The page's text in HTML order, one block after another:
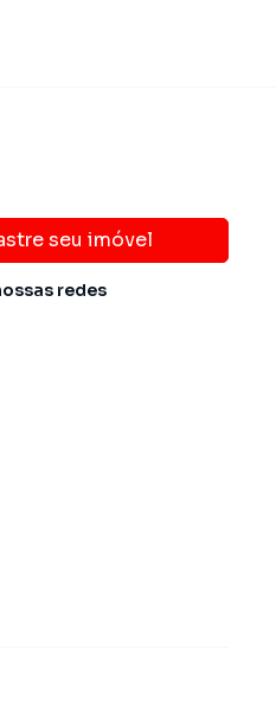
seu imóvel
redes